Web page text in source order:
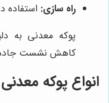
راه سازی: استفاده
پوکه معدنی به
کاهش نشست
انواع پوکه